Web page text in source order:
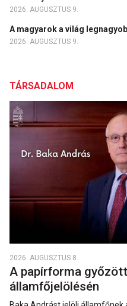
2026. AUGUSZTUS 9.
A magyarok a világ
2026. AUGUSZTUS 9.
TÁRSADALOM
2026. AUGUSZTUS 8.
A papírforma
államfőjelölésén